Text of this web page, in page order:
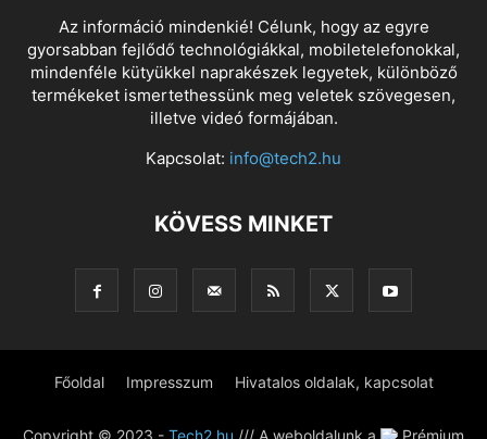
Az információ mindenkié! Célunk, hogy az egyre
gyorsabban fejlődő technológiákkal, mobiletelefonokkal,
mindenféle kütyükkel naprakészek legyetek, különböző
termékeket ismertethessünk meg veletek szövegesen,
illetve videó formájában.
Kapcsolat: info@tech2.hu
KÖVESS MINKET
Főoldal Impresszum Hivatalos oldalak, kapcsolat